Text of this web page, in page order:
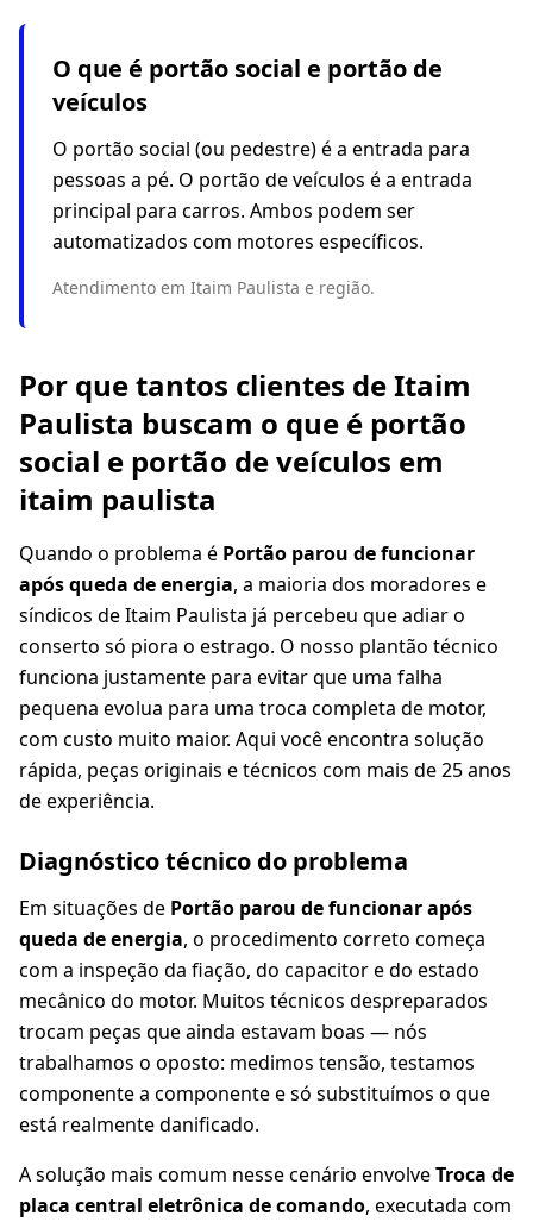
O que é portão social e portão de
veículos
O portão social (ou pedestre) é a entrada para
pessoas a pé. O portão de veículos é a entrada
principal para carros. Ambos podem ser
automatizados com motores específicos.
Atendimento em Itaim Paulista e região.
Por que tantos clientes de Itaim
Paulista buscam o que é portão
social e portão de veículos em
itaim paulista
Quando o problema é Portão parou de funcionar
após queda de energia, a maioria dos moradores e
síndicos de Itaim Paulista já percebeu que adiar o
conserto só piora o estrago. O nosso plantão técnico
funciona justamente para evitar que uma falha
pequena evolua para uma troca completa de motor,
com custo muito maior. Aqui você encontra solução
rápida, peças originais e técnicos com mais de 25 anos
de experiência.
Diagnóstico técnico do problema
Em situações de Portão parou de funcionar após
queda de energia, o procedimento correto começa
com a inspeção da fiação, do capacitor e do estado
mecânico do motor. Muitos técnicos despreparados
trocam peças que ainda estavam boas — nós
trabalhamos o oposto: medimos tensão, testamos
componente a componente e só substituímos o que
está realmente danificado.
A solução mais comum nesse cenário envolveTroca de
placa central eletrônica de comando, executada com